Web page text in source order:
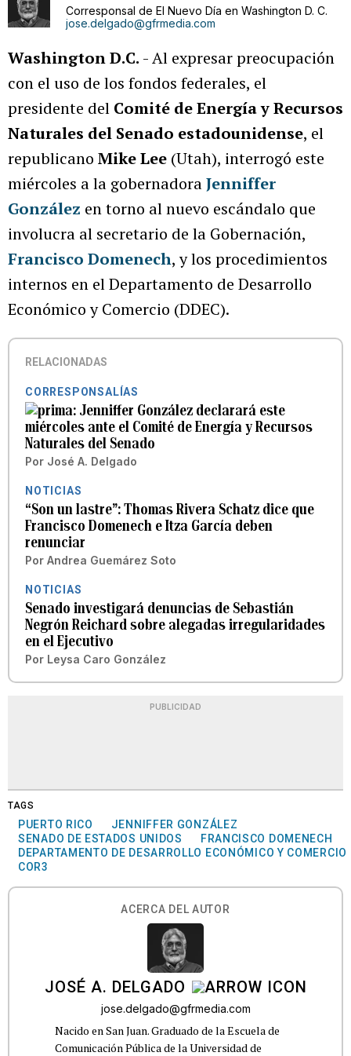
Corresponsal de El Nuevo Día en Washington D. C.
jose.delgado@gfrmedia.com
Washington D.C. - Al expresar preocupación
con el uso de los fondos federales, el
presidente del Comité de Energía y Recursos
Naturales del Senado estadounidense, el
republicano Mike Lee (Utah), interrogó este
miércoles a la gobernadoraJenniffer
González en torno al nuevo escándalo que
involucra al secretario de la Gobernación,
Francisco Domenech, y los procedimientos
internos en el Departamento de Desarrollo
Económico y Comercio (DDEC).
RELACIONADAS
CORRESPONSALÍAS
Jenniffer González declarará este
miércoles ante el Comité de Energía y Recursos
Naturales del Senado
Por José A. Delgado
NOTICIAS
“Son un lastre”: Thomas Rivera Schatz dice que
Francisco Domenech e Itza García deben
renunciar
Por Andrea Guemárez Soto
NOTICIAS
Senado investigará denuncias de Sebastián
Negrón Reichard sobre alegadas irregularidades
en el Ejecutivo
Por Leysa Caro González
PUBLICIDAD
TAGS
PUERTO RICO
JENNIFFER GONZÁLEZ
SENADO DE ESTADOS UNIDOS
FRANCISCO DOMENECH
DEPARTAMENTO DE DESARROLLO ECONÓMICO Y COMERCIO
COR3
ACERCA DEL AUTOR
JOSÉ A. DELGADO
jose.delgado@gfrmedia.com
Nacido en San Juan. Graduado de la Escuela de
Comunicación Pública de la Universidad de